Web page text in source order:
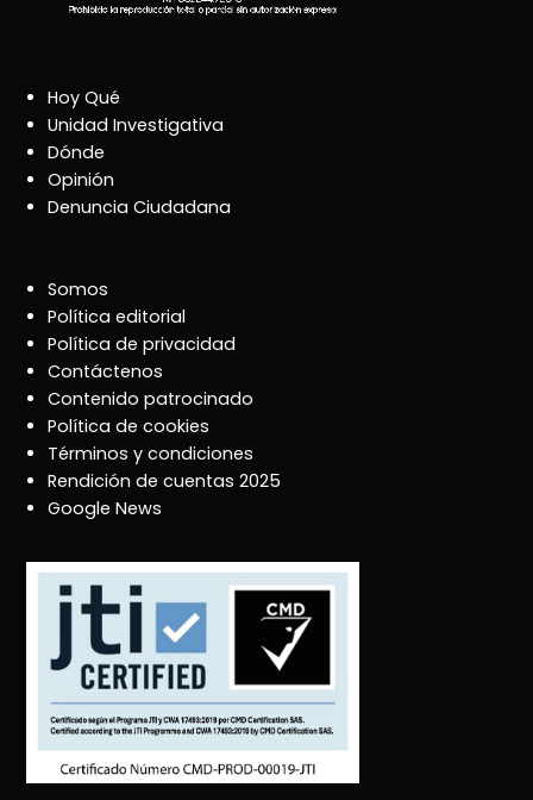
Hoy Qué
Unidad Investigativa
Dónde
Opinión
Denuncia Ciudadana
Somos
Política editorial
Política de privacidad
Contáctenos
Contenido patrocinado
Política de cookies
Términos y condiciones
Rendición de cuentas 2025
Google News